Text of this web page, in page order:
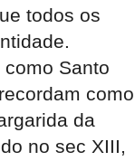
todos os
Santo
como
da
no sec XIII,